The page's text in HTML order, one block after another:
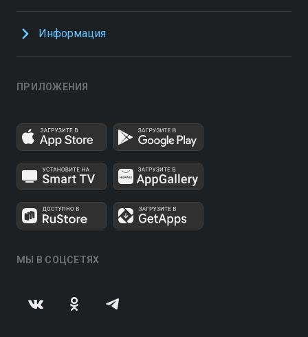
Информация
ПРИЛОЖЕНИЯ
МЫ В СОЦСЕТЯХ